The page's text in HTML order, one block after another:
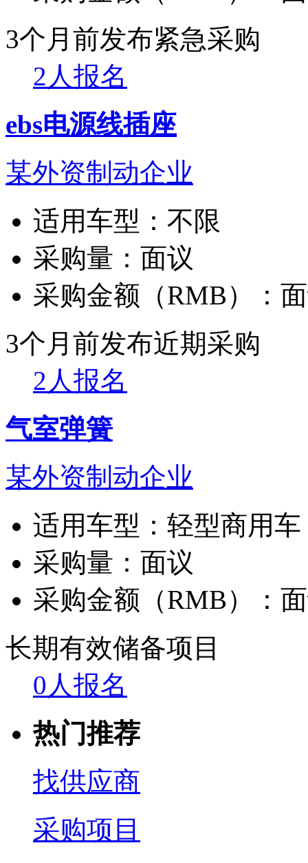
3个月前发布紧急采购
2人报名
ebs电源线插座
某外资制动企业
适用车型： 不限
采购量： 面议
采购金额（RMB）：
3个月前发布近期采购
2人报名
气室弹簧
某外资制动企业
适用车型： 轻型商用
采购量： 面议
采购金额（RMB）：
长期有效储备项目
0人报名
热门推荐
找供应商
采购项目